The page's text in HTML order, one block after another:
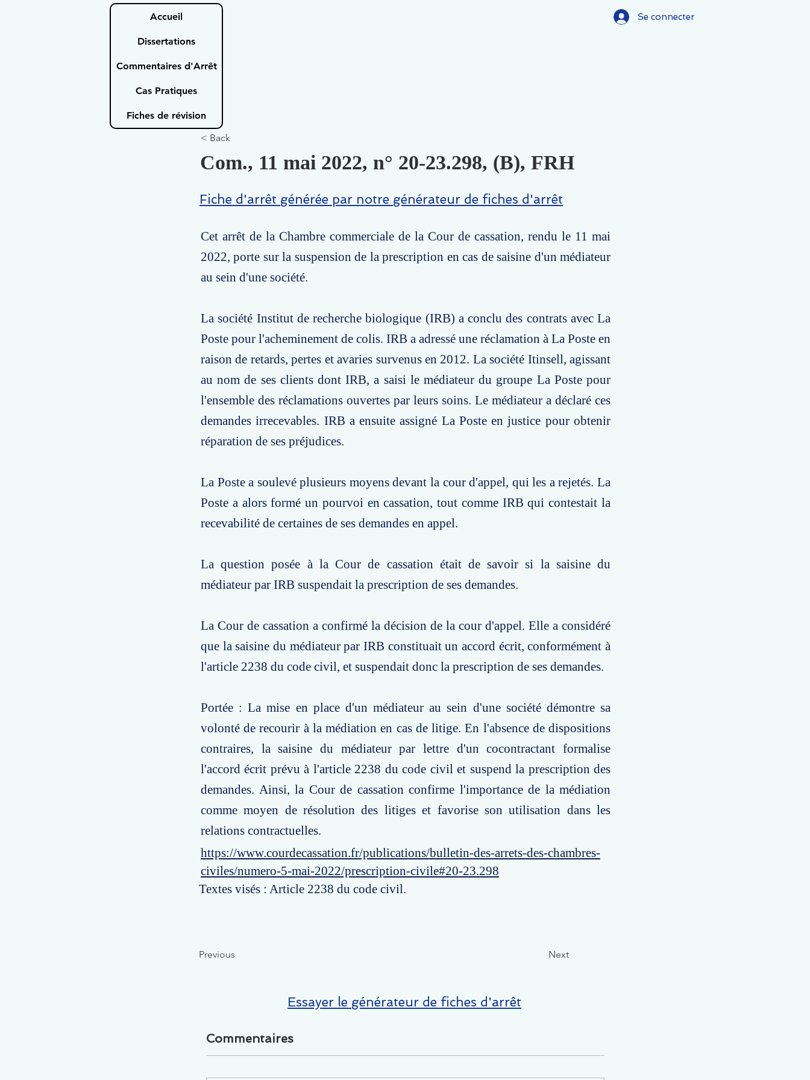
Accueil
Dissertations
Commentaires d'Arrêt
Cas Pratiques
Fiches de révision
Se connecter
< Back
Com., 11 mai 2022, n° 20-23.298, (B), FRH
Fiche d'arrêt générée par notre générateur de fiches d'arrêt
Cet arrêt de la Chambre commerciale de la Cour de cassation, rendu le 11 mai
2022, porte sur la suspension de la prescription en cas de saisine d'un médiateur
au sein d'une société.
La société Institut de recherche biologique (IRB) a conclu des contrats avec La
Poste pour l'acheminement de colis. IRB a adressé une réclamation à La Poste en
raison de retards, pertes et avaries survenus en 2012. La société Itinsell, agissant
au nom de ses clients dont IRB, a saisi le médiateur du groupe La Poste pour
l'ensemble des réclamations ouvertes par leurs soins. Le médiateur a déclaré ces
demandes irrecevables. IRB a ensuite assigné La Poste en justice pour obtenir
réparation de ses préjudices.
La Poste a soulevé plusieurs moyens devant la cour d'appel, qui les a rejetés. La
Poste a alors formé un pourvoi en cassation, tout comme IRB qui contestait la
recevabilité de certaines de ses demandes en appel.
La question posée à la Cour de cassation était de savoir si la saisine du
médiateur par IRB suspendait la prescription de ses demandes.
La Cour de cassation a confirmé la décision de la cour d'appel. Elle a considéré
que la saisine du médiateur par IRB constituait un accord écrit, conformément à
l'article 2238 du code civil, et suspendait donc la prescription de ses demandes.
Portée : La mise en place d'un médiateur au sein d'une société démontre sa
volonté de recourir à la médiation en cas de litige. En l'absence de dispositions
contraires, la saisine du médiateur par lettre d'un cocontractant formalise
l'accord écrit prévu à l'article 2238 du code civil et suspend la prescription des
demandes. Ainsi, la Cour de cassation confirme l'importance de la médiation
comme moyen de résolution des litiges et favorise son utilisation dans les
relations contractuelles.
https://www.courdecassation.fr/publications/bulletin-des-arrets-des-chambres-
civiles/numero-5-mai-2022/prescription-civile#20-23.298
Textes visés : Article 2238 du code civil.
Previous Next
Essayer le générateur de fiches d'arrêt
Commentaires